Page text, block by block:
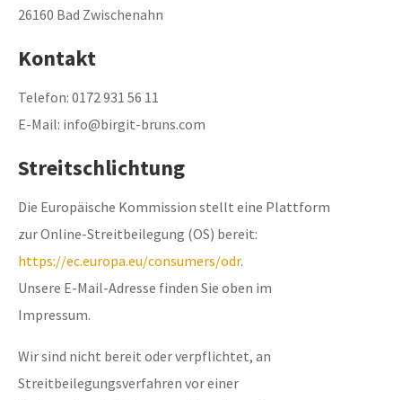
26160 Bad Zwischenahn
Kontakt
Telefon: 0172 931 56 11
E-Mail: info@birgit-bruns.com
Streitschlichtung
Die Europäische Kommission stellt eine Plattform
zur Online-Streitbeilegung (OS) bereit:
https://ec.europa.eu/consumers/odr.
Unsere E-Mail-Adresse finden Sie oben im
Impressum.
Wir sind nicht bereit oder verpflichtet, an
Streitbeilegungsverfahren vor einer